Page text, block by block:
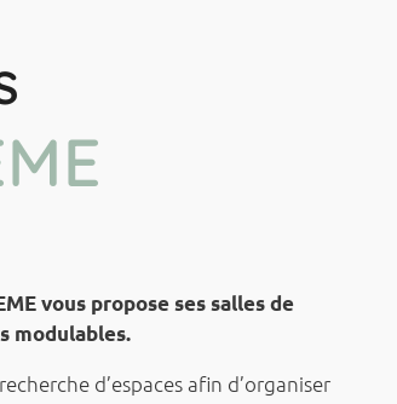
vous propose ses salles de
modulables.
d’espaces afin d’organiser